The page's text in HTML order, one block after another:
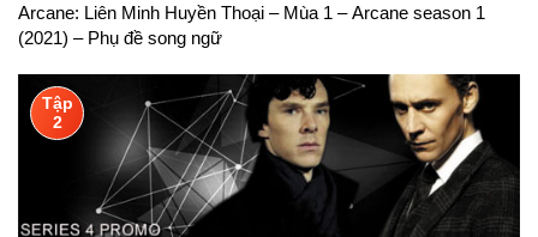
Arcane: Liên Minh Huyền Thoại – Mùa 1 – Arcane season 1
(2021) – Phụ đề song ngữ
Tập
2